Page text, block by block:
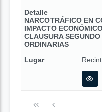
Detalle
NARCOTRÁFICO EN
IMPACTO
CLAUSURA
ORDINARIAS
Lugar